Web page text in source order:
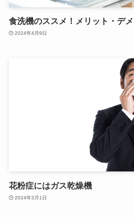
食洗機のススメ！メリット・デ
2024年4月9日
花粉症にはガス乾燥機
2024年3月1日